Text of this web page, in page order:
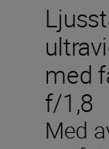
med
f/1,8
Med